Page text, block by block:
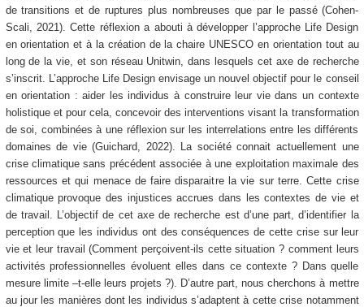
de transitions et de ruptures plus nombreuses que par le passé (Cohen-
Scali, 2021). Cette réflexion a abouti à développer l’approche Life Design
en orientation et à la création de la chaire UNESCO en orientation tout au
long de la vie, et son réseau Unitwin, dans lesquels cet axe de recherche
s’inscrit. L’approche Life Design envisage un nouvel objectif pour le conseil
en orientation : aider les individus à construire leur vie dans un contexte
holistique et pour cela, concevoir des interventions visant la transformation
de soi, combinées à une réflexion sur les interrelations entre les différents
domaines de vie (Guichard, 2022). La société connait actuellement une
crise climatique sans précédent associée à une exploitation maximale des
ressources et qui menace de faire disparaitre la vie sur terre. Cette crise
climatique provoque des injustices accrues dans les contextes de vie et
de travail. L’objectif de cet axe de recherche est d’une part, d’identifier la
perception que les individus ont des conséquences de cette crise sur leur
vie et leur travail (Comment perçoivent-ils cette situation ? comment leurs
activités professionnelles évoluent elles dans ce contexte ? Dans quelle
mesure limite –t-elle leurs projets ?). D’autre part, nous cherchons à mettre
au jour les manières dont les individus s’adaptent à cette crise notamment